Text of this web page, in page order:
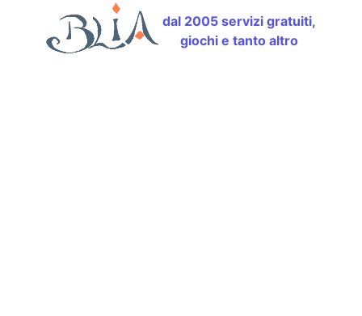
dal 2005 servizi gratuiti,
giochi e tanto altro